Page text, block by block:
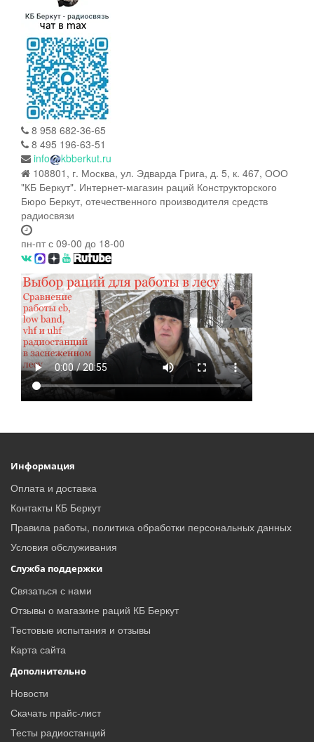
8 958 682-36-65
8 495 196-63-51
info
kbberkut.ru
108801, г. Москва, ул. Эдварда Грига, д. 5, к. 467, ООО
"КБ Беркут". Интернет-магазин раций Конструкторского
Бюро Беркут, отечественного производителя средств
радиосвязи
пн-пт с 09-00 до 18-00
Информация
Оплата и доставка
Контакты КБ Беркут
Правила работы, политика обработки персональных данных
Условия обслуживания
Служба поддержки
Связаться с нами
Отзывы о магазине раций КБ Беркут
Тестовые испытания и отзывы
Карта сайта
Дополнительно
Новости
Скачать прайс-лист
Тесты радиостанций